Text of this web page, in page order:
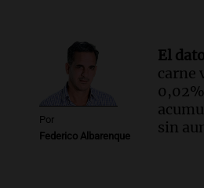
Audio.Suspenden
alerta meteorológico
Santini y Caputo
Panorama Federal
Episodios
Por
Federico Albarenque
El
carne
sin